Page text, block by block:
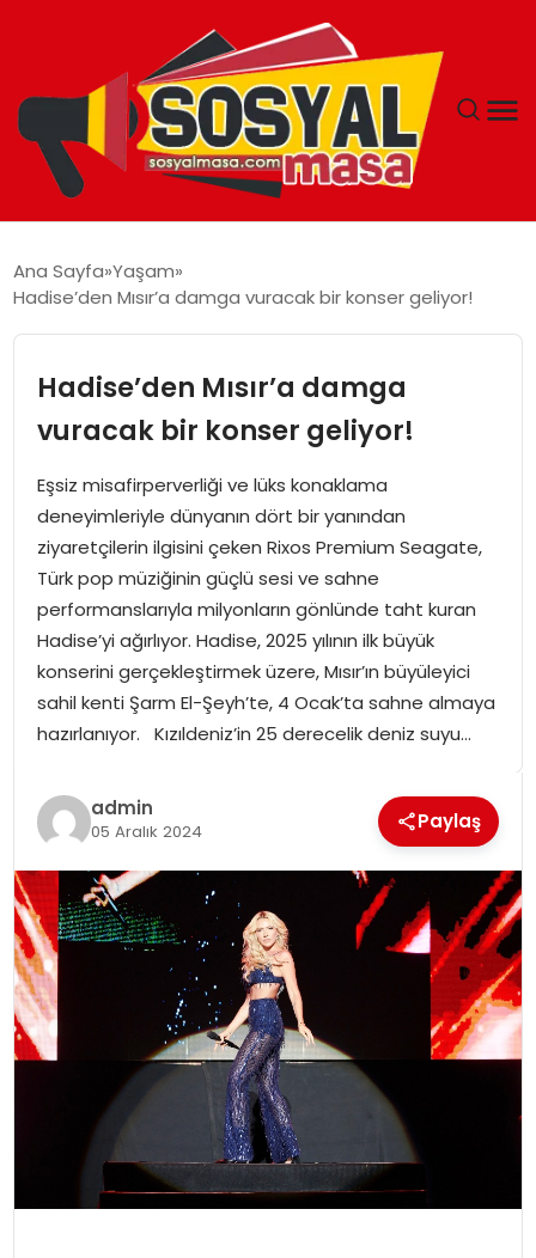
GÜNCEL
TEKNOLOJI
EĞITIM
SPOR
GÜNDEM
Ana Sayfa Yaşam
Hadise’den Mısır’a damga vuracak bir konser geliyor!
Hadise’den Mısır’a damga
vuracak bir konser geliyor!
Eşsiz misafirperverliği ve lüks konaklama
deneyimleriyle dünyanın dört bir yanından
ziyaretçilerin ilgisini çeken Rixos Premium Seagate,
Türk pop müziğinin güçlü sesi ve sahne
performanslarıyla milyonların gönlünde taht kuran
Hadise’yi ağırlıyor. Hadise, 2025 yılının ilk büyük
konserini gerçekleştirmek üzere, Mısır’ın büyüleyici
sahil kenti Şarm El-Şeyh’te, 4 Ocak’ta sahne almaya
hazırlanıyor. Kızıldeniz’in 25 derecelik deniz suyu…
admin
05 Aralık 2024 Paylaş